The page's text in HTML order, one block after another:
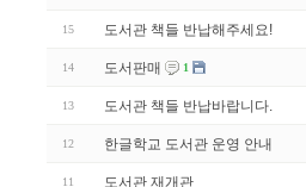
15 도서관 책들 반납해주세요!
14 도서판매 1
13 도서관 책들 반납바랍니다.
12 한글학교 도서관 운영 안내
11 도서관 재개관